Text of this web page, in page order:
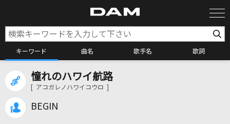
キーワード 曲名 歌手名 歌詞
カラオケ検索
憧れのハワイ航路
[ アコガレノハワイコウロ ]
BEGIN